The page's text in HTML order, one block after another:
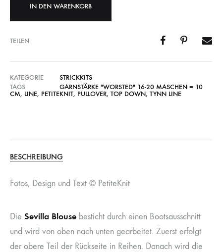
IN DEN WARENKORB
TEILEN
KATEGORIE
STRICKKITS
TAGS
GARNSTÄRKE "WORSTED" 16-20 MASCHEN = 10
CM, LINE, PETITEKNIT, PULLOVER, TOP DOWN, TYNN LINE
BESCHREIBUNG
Fotos, Design und Text © PetiteKnit
Die Sevilla Blouse besticht durch einen Bootsausschnitt
und wird von oben nach unten gearbeitet. Zuerst erfolgt
der obere Teil der Rückseite in Reihen. Danach wird die